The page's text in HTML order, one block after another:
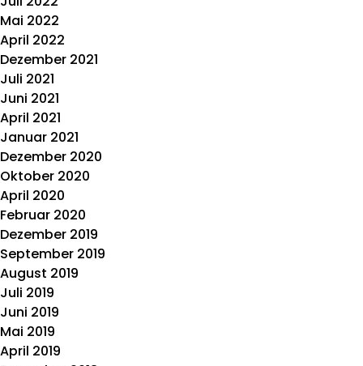
Mai 2022
April 2022
Dezember 2021
Juli 2021
Juni 2021
April 2021
Januar 2021
Dezember 2020
Oktober 2020
April 2020
Februar 2020
Dezember 2019
September 2019
August 2019
Juli 2019
Juni 2019
Mai 2019
April 2019